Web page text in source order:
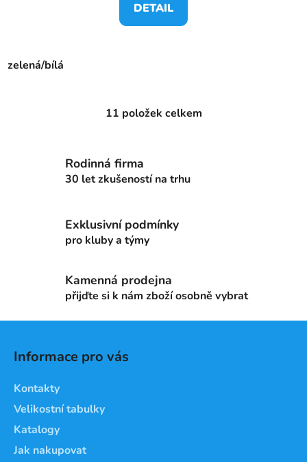
DETAIL
zelená/bílá
O
d
í
v
k
y
v
11 položek celkem
Rodinná firma
30 let zkušeností na trhu
Exklusivní podmínky
pro kluby a týmy
Kamenná prodejna
přijďte si k nám zboží osobně vybrat
Informace pro vás
Kontakty
Velikostní tabulky
Katalogy
Jak nakupovat